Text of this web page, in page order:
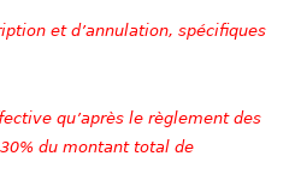
et d’annulation, spécifiques
qu’après le règlement des
du montant total de